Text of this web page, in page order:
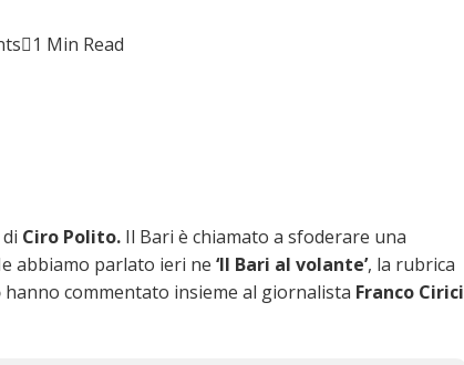
1 Min Read
di Ciro Polito. Il Bari è chiamato a sfoderare una
abbiamo parlato ieri ne ‘Il Bari al volante’, la rubrica
hanno commentato insieme al giornalista Franco Cirici